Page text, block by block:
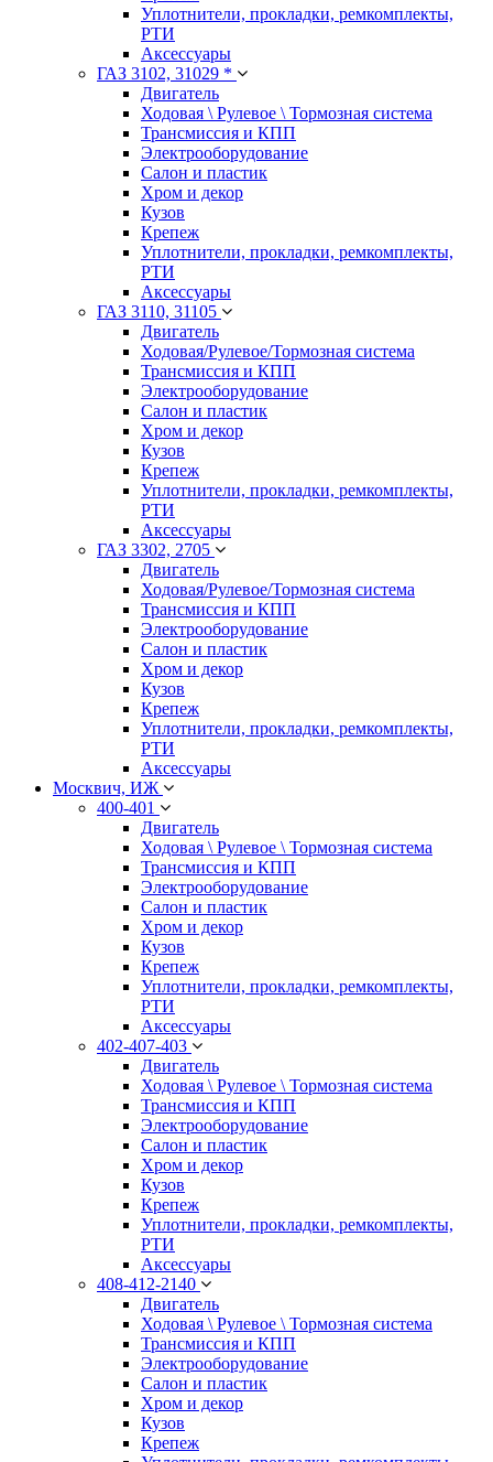
Уплотнители, прокладки, ремкомплекты,
РТИ
Аксессуары
ГАЗ 3102, 31029 *
Двигатель
Ходовая \ Рулевое \ Тормозная система
Трансмиссия и КПП
Электрооборудование
Салон и пластик
Хром и декор
Кузов
Крепеж
Уплотнители, прокладки, ремкомплекты,
РТИ
Аксессуары
ГАЗ 3110, 31105
Двигатель
Ходовая/Рулевое/Тормозная система
Трансмиссия и КПП
Электрооборудование
Салон и пластик
Хром и декор
Кузов
Крепеж
Уплотнители, прокладки, ремкомплекты,
РТИ
Аксессуары
ГАЗ 3302, 2705
Двигатель
Ходовая/Рулевое/Тормозная система
Трансмиссия и КПП
Электрооборудование
Салон и пластик
Хром и декор
Кузов
Крепеж
Уплотнители, прокладки, ремкомплекты,
РТИ
Аксессуары
Москвич, ИЖ
400-401
Двигатель
Ходовая \ Рулевое \ Тормозная система
Трансмиссия и КПП
Электрооборудование
Салон и пластик
Хром и декор
Кузов
Крепеж
Уплотнители, прокладки, ремкомплекты,
РТИ
Аксессуары
402-407-403
Двигатель
Ходовая \ Рулевое \ Тормозная система
Трансмиссия и КПП
Электрооборудование
Салон и пластик
Хром и декор
Кузов
Крепеж
Уплотнители, прокладки, ремкомплекты,
РТИ
Аксессуары
408-412-2140
Двигатель
Ходовая \ Рулевое \ Тормозная система
Трансмиссия и КПП
Электрооборудование
Салон и пластик
Хром и декор
Кузов
Крепеж